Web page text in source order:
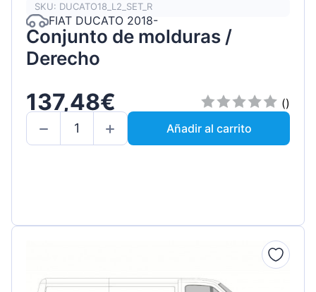
SKU: DUCATO18_L2_SET_R
FIAT DUCATO 2018-
Conjunto de molduras /
Derecho
137,48€
()
Añadir al carrito